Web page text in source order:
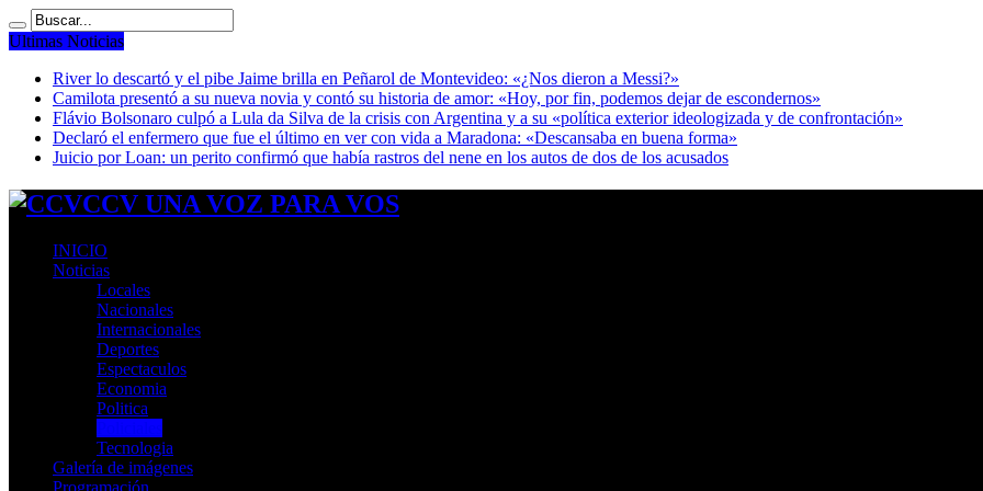
Ultimas Noticias
River lo descartó y el pibe Jaime brilla en Peñarol de Montevideo: «¿Nos dieron a Messi?»
Camilota presentó a su nueva novia y contó su historia de amor: «Hoy, por fin, podemos dejar de escondernos»
Flávio Bolsonaro culpó a Lula da Silva de la crisis con Argentina y a su «política exterior ideologizada y de confrontación»
Declaró el enfermero que fue el último en ver con vida a Maradona: «Descansaba en buena forma»
Juicio por Loan: un perito confirmó que había rastros del nene en los autos de dos de los acusados
CCV UNA VOZ PARA VOS
INICIO
Noticias
Locales
Nacionales
Internacionales
Deportes
Espectaculos
Economia
Politica
Tecnologia
Galería de imágenes
Programación